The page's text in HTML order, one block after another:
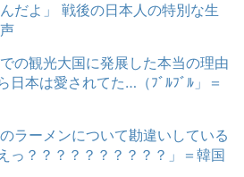
だよ」 戦後の日本人の特別な生
の観光大国に発展した本当の理由
本は愛されてた…（ﾌﾞﾙﾌﾞﾙ」＝
ラーメンについて勘違いしている
？？？？？？？？？？」＝韓国